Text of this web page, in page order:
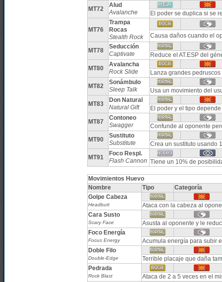
MT72
Alud
Avalanche
El poder se duplica si se
MT76
Trampa
Rocas
Stealth Rock
Causa daños cuando el
MT78
Seducción
Captivate
Reduce el AT.ESP del
MT80
Avalancha
Rock Slide
Lanza grandes
MT82
Sonámbulo
Sleep Talk
Usa un movimiento del
MT83
Don Natural
Natural Gift
El poder y el tipo
MT87
Contoneo
Swagger
Confunde al oponente
MT90
Sustituto
Substitute
Crea un sustituto usando
MT91
Foco Respl.
Flash Cannon Tiene un 10% de
Movimientos Huevo
Nombre
Tipo
Categoría
Golpe Cabeza
Headbutt
Ataca con la cabeza al
Cara Susto
Scary Face
Asusta al oponente y le
Foco Energía
Focus Energy
Acumula energía para subir
Doble Filo
Double-Edge
Terrible placaje que daña
Pedrada
Rock Blast
Ataca de 2 a 5 veces en el